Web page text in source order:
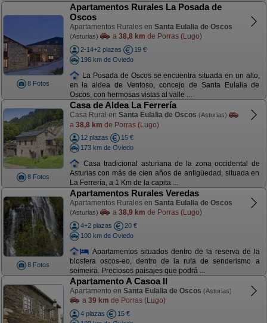
8 Fotos
Apartamentos Rurales La Posada de
Oscos
Apartamentos Rurales en Santa Eulalia de Oscos
(Asturias) a 38,8 km de Porras (Lugo)
2-14+2 plazas
19 €
196 km de Oviedo
La Posada de Oscos se encuentra situada en un alto,
en la aldea de Ventoso, concejo de Santa Eulalia de
Oscos, con hermosas vistas al valle ...
8 Fotos
Casa de Aldea La Ferrería
Casa Rural en Santa Eulalia de Oscos (Asturias)
a 38,8 km de Porras (Lugo)
12 plazas
15 €
173 km de Oviedo
Casa tradicional asturiana de la zona occidental de
Asturias con más de cien años de antigüedad, situada en
La Ferrería, a 1 Km de la capita ...
8 Fotos
Apartamentos Rurales Veredas
Apartamentos Rurales en Santa Eulalia de Oscos
(Asturias) a 38,9 km de Porras (Lugo)
4+2 plazas
20 €
100 km de Oviedo
Apartamentos situados dentro de la reserva de la
biosfera oscos-eo, dentro de la ruta de senderismo a
seimeira. Preciosos paisajes que podrá ...
Apartamento A Casoa II
Apartamento en Santa Eulalia de Oscos (Asturias)
a 39 km de Porras (Lugo)
4 plazas
15 €